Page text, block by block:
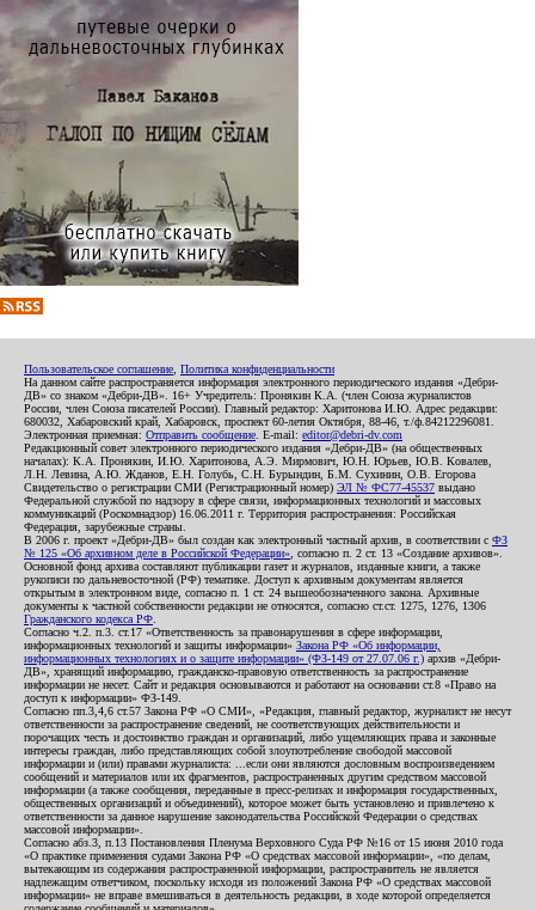
Пользовательское соглашение Политика конфиденциальности
На данном сайте распространяется информация электронного периодического издания «Дебри-
ДВ» со знаком «Дебри-ДВ». 16+ Учредитель: Пронякин К.А. (член Союза журналистов
России, член Союза писателей России). Главный редактор: Харитонова И.Ю. Адрес редакции:
680032, Хабаровский край, Хабаровск, проспект 60-летия Октября, 88-46, т./ф.84212296081.
Электронная приемная: Отправить сообщение . E-mail: editor@debri-dv.com
Редакционный совет электронного периодического издания «Дебри-ДВ» (на общественных
началах): К.А. Пронякин, И.Ю. Харитонова, А.Э. Мирмович, Ю.Н. Юрьев, Ю.В. Ковалев,
Л.Н. Левина, А.Ю. Жданов, Е.Н. Голубь, С.Н. Бурындин, Б.М. Сухинин, О.В. Егорова
Свидетельство о регистрации СМИ (Регистрационный номер) ЭЛ № ФС77-45537 выдано
Федеральной службой по надзору в сфере связи, информационных технологий и массовых
коммуникаций (Роскомнадзор) 16.06.2011 г. Территория распространения: Российская
Федерация, зарубежные страны.
В 2006 г. проект «Дебри-ДВ» был создан как электронный частный архив, в соответствии с ФЗ
№ 125 «Об архивном деле в Российской Федерации» , согласно п. 2 ст. 13 «Создание архивов».
Основной фонд архива составляют публикации газет и журналов, изданные книги, а также
рукописи по дальневосточной (РФ) тематике. Доступ к архивным документам является
открытым в электронном виде, согласно п. 1 ст. 24 вышеобозначенного закона. Архивные
документы к частной собственности редакции не относятся, согласно ст.ст. 1275, 1276, 1306
Гражданского кодекса РФ
Согласно ч.2. п.3. ст.17 «Ответственность за правонарушения в сфере информации,
информационных технологий и защиты информации» Закона РФ «Об информации,
информационных технологиях и о защите информации» (ФЗ-149 от 27.07.06 г.) архив «Дебри-
ДВ», хранящий информацию, гражданско-правовую ответственность за распространение
информации не несет. Сайт и редакция основываются и работают на основании ст.8 «Право на
доступ к информации» ФЗ-149.
Согласно пп.3,4,6 ст.57 Закона РФ «О СМИ», «Редакция, главный редактор, журналист не несут
ответственности за распространение сведений, не соответствующих действительности и
порочащих честь и достоинство граждан и организаций, либо ущемляющих права и законные
интересы граждан, либо представляющих собой злоупотребление свободой массовой
информации и (или) правами журналиста: ...если они являются дословным воспроизведением
сообщений и материалов или их фрагментов, распространенных другим средством массовой
информации (а также сообщения, переданные в пресс-релизах и информация государственных,
общественных организаций и объединений), которое может быть установлено и привлечено к
ответственности за данное нарушение законодательства Российской Федерации о средствах
массовой информации».
Согласно абз.3, п.13 Постановления Пленума Верховного Суда РФ №16 от 15 июня 2010 года
«О практике применения судами Закона РФ «О средствах массовой информации», «по делам,
вытекающим из содержания распространенной информации, распространитель не является
надлежащим ответчиком, поскольку исходя из положений Закона РФ «О средствах массовой
информации» не вправе вмешиваться в деятельность редакции, в ходе которой определяется